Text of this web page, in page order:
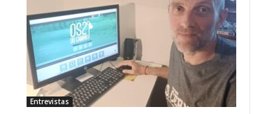
Entrevistas